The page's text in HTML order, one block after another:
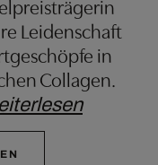
Leidenschaft
in
Collagen.